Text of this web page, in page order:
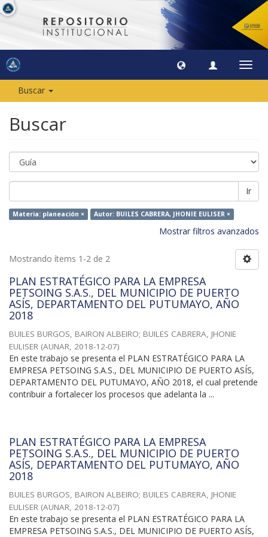
Buscar
Buscar
Ir
Materia: planeación × Autor: BUILES CABRERA, JHONIE EULISER ×
Mostrar filtros avanzados
Mostrando ítems 1-2 de 2
PLAN ESTRATÉGICO PARA LA EMPRESA
PETSOING S.A.S., DEL MUNICIPIO DE PUERTO
ASÍS, DEPARTAMENTO DEL PUTUMAYO, AÑO
2018
BUILES BURGOS, BAIRON ALBEIRO; BUILES CABRERA, JHONIE
EULISER (AUNAR, 2018-12-07)
En este trabajo se presenta el PLAN ESTRATÉGICO PARA LA
EMPRESA PETSOING S.A.S., DEL MUNICIPIO DE PUERTO ASÍS,
DEPARTAMENTO DEL PUTUMAYO, AÑO 2018, el cual pretende
contribuir a fortalecer los procesos que adelanta la ...
PLAN ESTRATÉGICO PARA LA EMPRESA
PETSOING S.A.S., DEL MUNICIPIO DE PUERTO
ASÍS, DEPARTAMENTO DEL PUTUMAYO, AÑO
2018
BUILES BURGOS, BAIRON ALBEIRO; BUILES CABRERA, JHONIE
EULISER (AUNAR, 2018-12-07)
En este trabajo se presenta el PLAN ESTRATÉGICO PARA LA
EMPRESA PETSOING S.A.S., DEL MUNICIPIO DE PUERTO ASÍS,